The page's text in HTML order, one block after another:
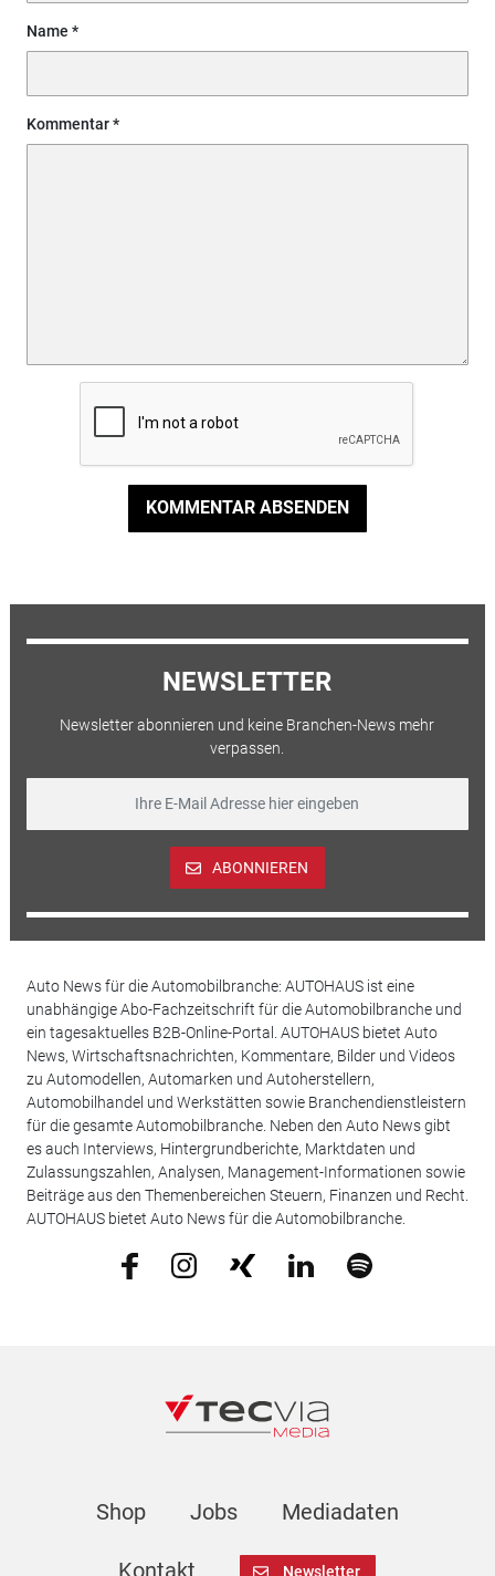
Name
Kommentar
KOMMENTAR ABSENDEN
NEWSLETTER
Newsletter abonnieren und keine Branchen-News mehr
verpassen.
ABONNIEREN
Auto News für die Automobilbranche: AUTOHAUS ist eine
unabhängige Abo-Fachzeitschrift für die Automobilbranche und
ein tagesaktuelles B2B-Online-Portal. AUTOHAUS bietet Auto
News, Wirtschaftsnachrichten, Kommentare, Bilder und Videos
zu Automodellen, Automarken und Autoherstellern,
Automobilhandel und Werkstätten sowie Branchendienstleistern
für die gesamte Automobilbranche. Neben den Auto News gibt
es auch Interviews, Hintergrundberichte, Marktdaten und
Zulassungszahlen, Analysen, Management-Informationen sowie
Beiträge aus den Themenbereichen Steuern, Finanzen und Recht.
AUTOHAUS bietet Auto News für die Automobilbranche.
Shop Jobs Mediadaten
Kontakt Newsletter